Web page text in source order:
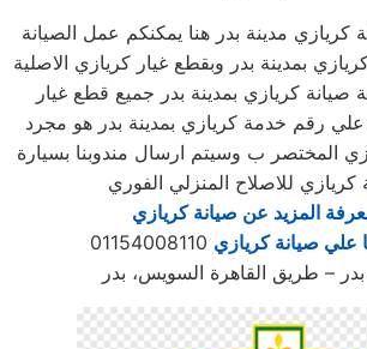
بمدينة بدر وبقطع غيار كريازي الاصلية
كريازي بمدينة بدر جميع قطع غيار
رقم خدمة كريازي بمدينة بدر هو مجرد
المختصر ب وسيتم ارسال مندوبنا بسيارة
كريازي للاصلاح المنزلي الفوري
المزيد عن صيانة كريازي
علي صيانة كريازي
بدر – طريق القاهرة السويس، بدر